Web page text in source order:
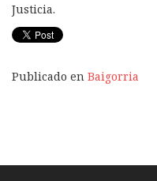
Justicia.
Publicado en Baigorria